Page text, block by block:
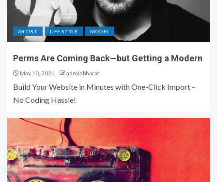
ARTIST LIFE STYLE MODEL
Perms Are Coming Back—but Getting a Modern
May 10, 2024 adminbharat
Build Your Website in Minutes with One-Click Import –
No Coding Hassle!